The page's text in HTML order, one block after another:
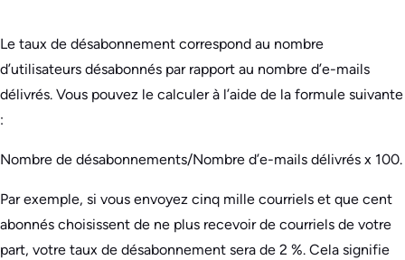
Le taux de désabonnement correspond au nombre
d’utilisateurs désabonnés par rapport au nombre d’e-mails
délivrés. Vous pouvez le calculer à l’aide de la formule suivante
:
Nombre de désabonnements/Nombre d’e-mails délivrés x 100.
Par exemple, si vous envoyez cinq mille courriels et que cent
abonnés choisissent de ne plus recevoir de courriels de votre
part, votre taux de désabonnement sera de 2 %. Cela signifie